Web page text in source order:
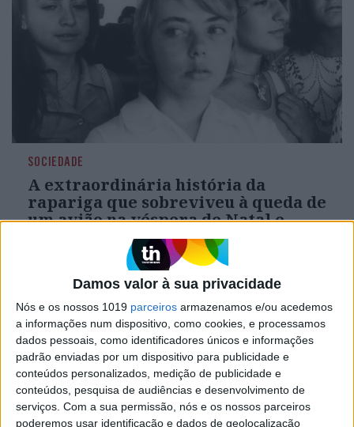
Damos valor à sua privacidade
Nós e os nossos 1019 parceiros armazenamos e/ou acedemos
a informações num dispositivo, como cookies, e processamos
dados pessoais, como identificadores únicos e informações
padrão enviadas por um dispositivo para publicidade e
conteúdos personalizados, medição de publicidade e
conteúdos, pesquisa de audiências e desenvolvimento de
serviços. Com a sua permissão, nós e os nossos parceiros
poderemos usar identificação e dados de geolocalização
SOCIEDADE
A extraordinária história da
rapariga que sobreviveu à queda de
um avião na véspera de Natal e
passou 11 dias sozinha na selva
24 de dezembro de 1971. Juliane Koepcke tinha
17 anos quando a aeronave em que seguia foi
atingida por um raio. Única sobrevivente entre
92 pessoas, a jovem alemã-peruana passou fome
e frio, e matou com gasolina as larvas alojadas na
ferida num braço. “Milagre”, ouviu sempre
VISÃO VERDE